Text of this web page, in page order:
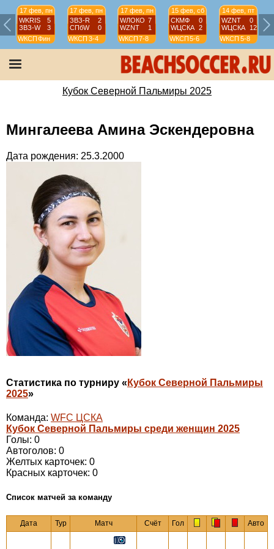
17 фев, пн
WKRIS
5
ЗВЗ-W
3
WКСПФин
17 фев, пн
ЗВЗ-R
2
СПбW
0
WКСП 3-4
17 фев, пн
WЛОКО 7
WZNT
1
WКСП 7-8
15 фев, сб
СКМФ
0
WЦСКА 2
WКСП5-6
14 фев, пт
WZNT
0
WЦСКА
12
WКСП 5-8
Кубок Северной Пальмиры 2025
Мингалеева Амина Эскендеровна
Дата рождения: 25.3.2000
Статистика по турниру « Кубок Северной Пальмиры
2025»
Команда: WFC ЦСКА
Кубок Северной Пальмиры среди женщин 2025
Голы: 0
Автоголов: 0
Желтых карточек: 0
Красных карточек: 0
Cписок матчей за команду
Дата Тур Матч Счёт Гол Авто